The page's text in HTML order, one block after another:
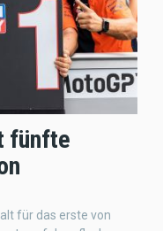
fünfte
für das erste von